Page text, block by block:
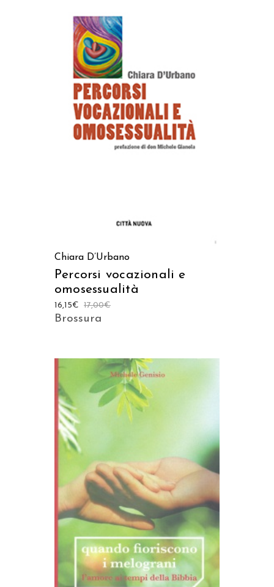
AGGIUNGI AL CARRELLO
Chiara D’Urbano
Percorsi vocazionali e
omosessualità
17,00€
16,15€
Brossura
AGGIUNGI AL CARRELLO